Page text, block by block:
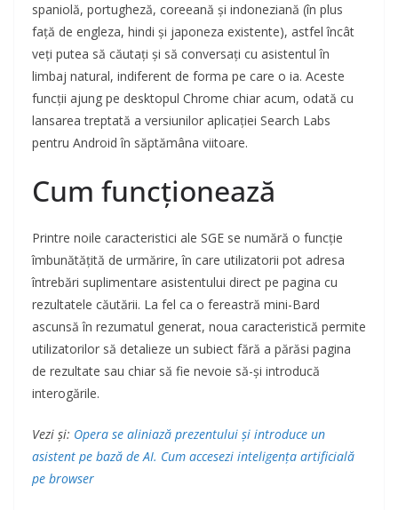
spaniolă, portugheză, coreeană și indoneziană (în plus
față de engleza, hindi și japoneza existente), astfel încât
veți putea să căutați și să conversați cu asistentul în
limbaj natural, indiferent de forma pe care o ia. Aceste
funcții ajung pe desktopul Chrome chiar acum, odată cu
lansarea treptată a versiunilor aplicației Search Labs
pentru Android în săptămâna viitoare.
Cum funcționează
Printre noile caracteristici ale SGE se numără o funcție
îmbunătățită de urmărire, în care utilizatorii pot adresa
întrebări suplimentare asistentului direct pe pagina cu
rezultatele căutării. La fel ca o fereastră mini-Bard
ascunsă în rezumatul generat, noua caracteristică permite
utilizatorilor să detalieze un subiect fără a părăsi pagina
de rezultate sau chiar să fie nevoie să-și introducă
interogările.
Vezi și: Opera se aliniază prezentului și introduce un
asistent pe bază de AI. Cum accesezi inteligența artificială
pe browser